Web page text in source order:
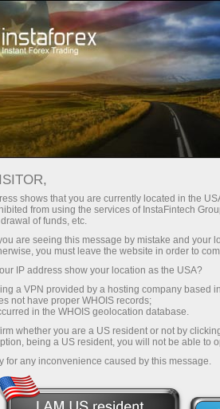
Sniper
Sniper
Every week we raffle off
with the best trading
account. Join the Sniper
become one of these
shows that you are currently located in the
from using the services of InstaFintech
of funds, etc.
are seeing this message by mistake and your
you must leave the website in order to
IP address show your location as the USA?
a VPN provided by a hosting company based
not have proper WHOIS records;
in the WHOIS geolocation database.
whether you are a US resident or not by
being a US resident, you will not be able to
for any inconvenience caused by this message.